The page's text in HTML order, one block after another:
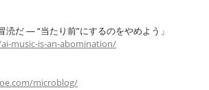
涜だ — “当たり前”にするのをやめよう」
music-is-an-abomination/
microblog/